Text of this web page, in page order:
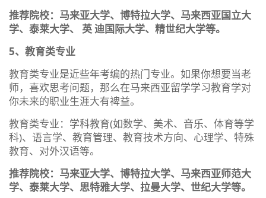
推荐院校：马来亚大学、博特拉大学、马来西亚国立大
学、泰莱大学、 英 迪国际大学、精世纪大学等。
5、教育类专业
教育类专业是近些年考编的热门专业。如果你想要当老
师，喜欢思考问题，那么在马来西亚留学学习教育学对
你未来的职业生涯大有裨益。
教育类专业：学科教育(如数学、美术、音乐、体育等学
科)、语言学、教育管理、教育技术方向、心理学、特殊
教育、对外汉语等。
推荐院校：马来亚大学、博特拉大学、马来西亚师范大
学、泰莱大学、思特雅大学、拉曼大学、世纪大学等。